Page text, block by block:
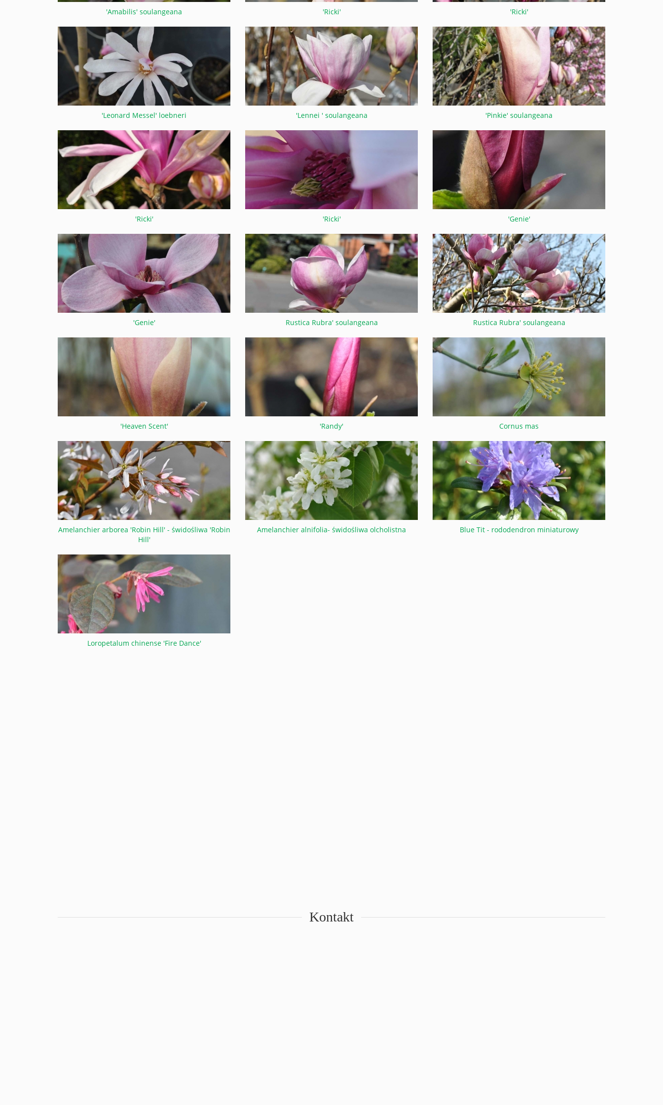
'Amabilis' soulangeana 'Ricki' 'Ricki'
'Leonard Messel' loebneri 'Lennei ' soulangeana 'Pinkie' soulangeana
'Ricki' 'Ricki' 'Genie'
'Genie' Rustica Rubra' soulangeana Rustica Rubra' soulangeana
'Heaven Scent' 'Randy' Cornus mas
Amelanchier arborea 'Robin Hill' - świdośliwa 'Robin
Hill'
Amelanchier alnifolia- świdośliwa olcholistna Blue Tit - rododendron miniaturowy
Loropetalum chinense 'Fire Dance'
Kontakt